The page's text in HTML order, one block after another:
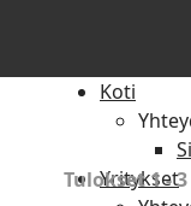
Koti
Yritykset
Tulokset1-3